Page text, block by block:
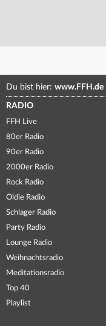
Du bist hier: www.FFH.de
RADIO
FFH Live
80er Radio
90er Radio
2000er Radio
Rock Radio
Oldie Radio
Schlager Radio
Party Radio
Lounge Radio
Weihnachtsradio
Meditationsradio
Top 40
Playlist